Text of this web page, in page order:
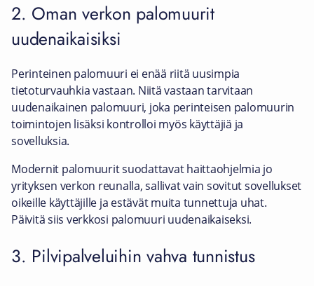
2. Oman verkon palomuurit
uudenaikaisiksi
Perinteinen palomuuri ei enää riitä uusimpia
tietoturvauhkia vastaan. Niitä vastaan tarvitaan
uudenaikainen palomuuri, joka perinteisen palomuurin
toimintojen lisäksi kontrolloi myös käyttäjiä ja
sovelluksia.
Modernit palomuurit suodattavat haittaohjelmia jo
yrityksen verkon reunalla, sallivat vain sovitut sovellukset
oikeille käyttäjille ja estävät muita tunnettuja uhat.
Päivitä siis verkkosi palomuuri uudenaikaiseksi.
3. Pilvipalveluihin vahva tunnistus